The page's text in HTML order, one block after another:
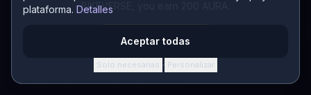
plataforma. Detalles
Aceptar todas
Solo necesarias · Personalizar
BIKEVERSE, you earn 200 AURA.
Suggest a service